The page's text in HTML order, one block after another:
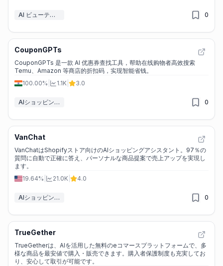
AI ビューティー 0
CouponGPTs
CouponGPTs 是一款 AI 优惠券查找工具，帮助在线购物者高效搜索
Temu、Amazon 等商店的折扣码，实现智能省钱。
100.00%
1.1K 3.0
AIショッピングアシスタント 0
VanChat
VanChatはShopifyストア向けのAIショッピングアシスタント。97％の
質問に自動で正確に答え、パーソナルな商品提案で売上アップを実現し
ます。
19.64%
21.0K 4.0
AIショッピングアシスタント 0
TrueGether
TrueGetherは、AIを活用した無料のeコマースプラットフォームで、多
様な商品を最安値で購入・販売できます。購入者保護制度も充実してお
り、安心して取引が可能です。